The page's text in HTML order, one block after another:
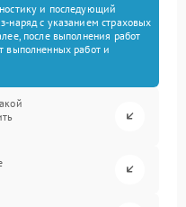
и последующий
наряд с указанием страховых
после выполнения работ
выполненных работ и